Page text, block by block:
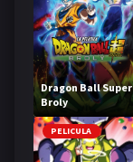
Dragon Ball Super
Broly
PELICULA